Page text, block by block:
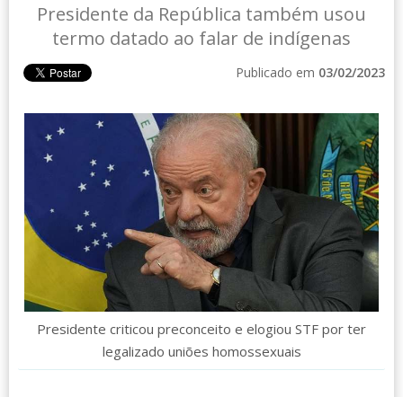
Presidente da República também usou
termo datado ao falar de indígenas
Publicado em 03/02/2023
Presidente criticou preconceito e elogiou STF por ter
legalizado uniões homossexuais